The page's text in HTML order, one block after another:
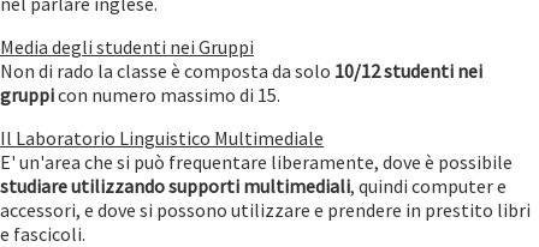
Media degli studenti nei Gruppi
Non di rado la classe è composta da solo 10/12 studenti nei
gruppicon numero massimo di 15.
Il Laboratorio Linguistico Multimediale
E' un'area che si può frequentare liberamente, dove è possibile
studiare utilizzando supporti multimediali, quindi computer e
accessori, e dove si possono utilizzare e prendere in prestito libri
e fascicoli.